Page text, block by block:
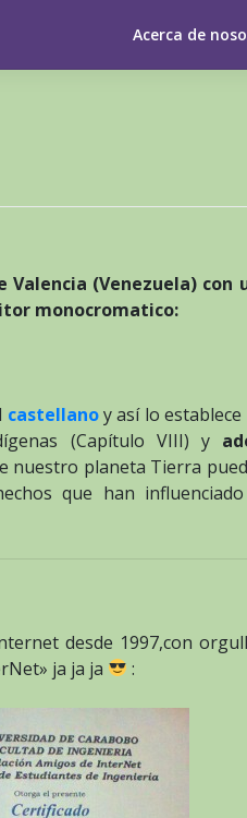
Acerca de
(Venezuela) con
monocromatico:
castellano y así lo
(Capítulo VIII) y
nuestro planeta Tierra
que han
desde 1997,con
ja ja ja
: